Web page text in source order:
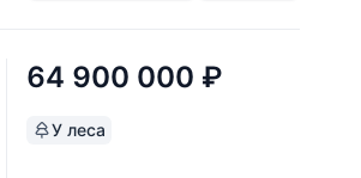
64 900 000 ₽
У леса